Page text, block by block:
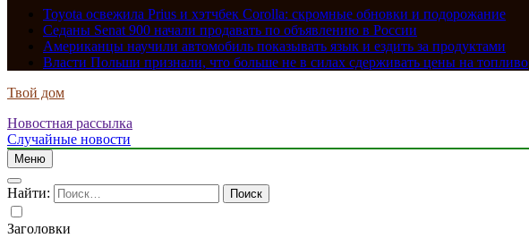
Toyota освежила Prius и хэтчбек Corolla: скромные обновки и подорожание
Седаны Senat 900 начали продавать по объявлению в России
Американцы научили автомобиль показывать язык и ездить за продуктами
Власти Польши признали, что больше не в силах сдерживать цены на топливо
Твой дом
Новостная рассылка
Случайные новости
Меню
Найти:
Заголовки